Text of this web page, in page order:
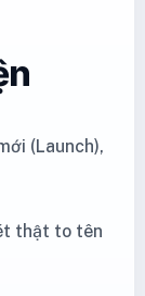
(Launch),
thật to tên